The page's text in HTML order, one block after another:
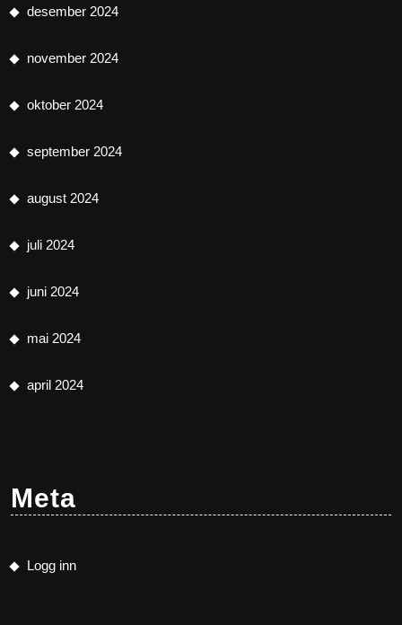
desember 2024
november 2024
oktober 2024
september 2024
august 2024
juli 2024
juni 2024
mai 2024
april 2024
Meta
Logg inn